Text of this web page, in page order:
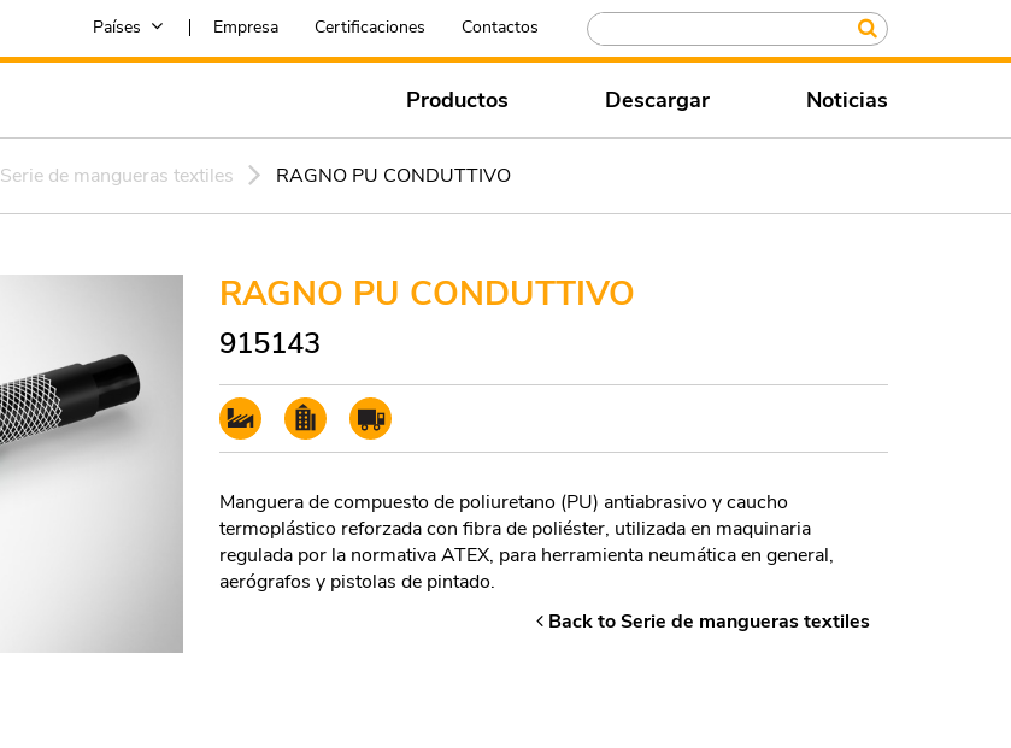
Países Empresa Certificaciones Contactos
Productos Descargar Noticias
Serie de mangueras textiles RAGNO PU CONDUTTIVO
RAGNO PU CONDUTTIVO
915143
Manguera de compuesto de poliuretano (PU) antiabrasivo y caucho
termoplástico reforzada con fibra de poliéster, utilizada en maquinaria
regulada por la normativa ATEX, para herramienta neumática en general,
aerógrafos y pistolas de pintado.
Back to Serie de mangueras textiles